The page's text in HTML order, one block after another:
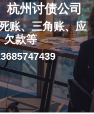
杭州讨债公司
账、三角账、应
欠款等